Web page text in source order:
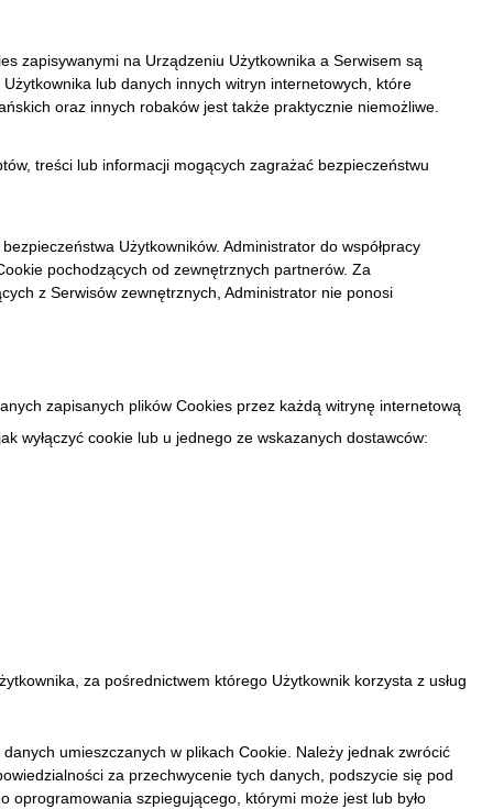
zapisywanymi na Urządzeniu Użytkownika a Serwisem są
lub danych innych witryn internetowych, które
oraz innych robaków jest także praktycznie niemożliwe.
treści lub informacji mogących zagrażać bezpieczeństwu
Użytkowników. Administrator do współpracy
pochodzących od zewnętrznych partnerów. Za
z Serwisów zewnętrznych, Administrator nie ponosi
zapisanych plików Cookies przez każdą witrynę internetową
jak wyłączyć cookie lub u jednego ze wskazanych dostawców:
za pośrednictwem którego Użytkownik korzysta z usług
umieszczanych w plikach Cookie. Należy jednak zwrócić
za przechwycenie tych danych, podszycie się pod
oprogramowania szpiegującego, którymi może jest lub było